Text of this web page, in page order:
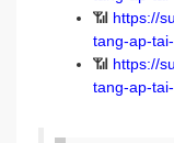
📶 https://
tang-ap-
📶 https://
tang-ap-